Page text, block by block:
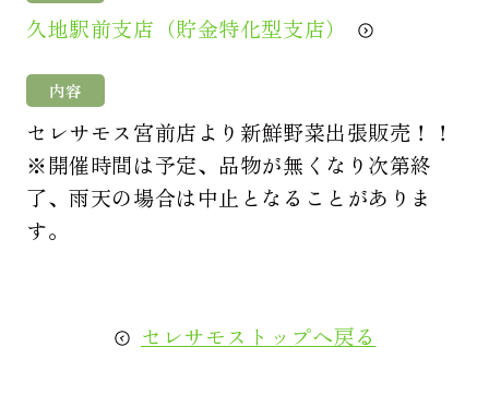
久地駅前支店（貯金特化型支店）
内容
セレサモス宮前店より新鮮野菜出張販売！！
※開催時間は予定、品物が無くなり次第終
了、雨天の場合は中止となることがありま
す。
セレサモストップへ戻る